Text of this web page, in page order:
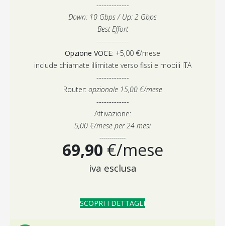
-------------
Down: 10 Gbps / Up: 2 Gbps
Best Effort
-------------
Opzione VOCE: +5,00 €/mese
include chiamate illimitate verso fissi e mobili ITA
-------------
Router: opzionale 15,00 €/mese
-------------
Attivazione:
5,00 €/mese per 24 mesi
-------------
69,90 €/mese
iva esclusa
SCOPRI I DETTAGLI